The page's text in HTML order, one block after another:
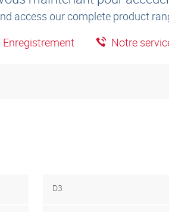
access our complete product
Notre
D3